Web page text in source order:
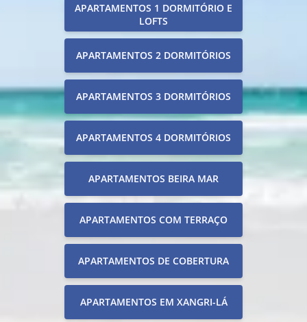
APARTAMENTOS 1 DORMITÓRIO E
LOFTS
APARTAMENTOS 2 DORMITÓRIOS
APARTAMENTOS 3 DORMITÓRIOS
APARTAMENTOS 4 DORMITÓRIOS
APARTAMENTOS BEIRA MAR
APARTAMENTOS COM TERRAÇO
APARTAMENTOS DE COBERTURA
APARTAMENTOS EM XANGRI-LÁ